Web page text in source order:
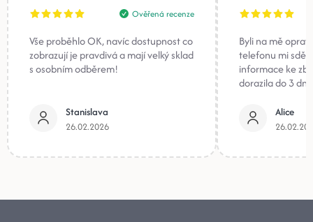
Ověřená recenze
Vše proběhlo OK, navíc dostupnost co
zobrazují je pravdivá a mají velký sklad
s osobním odběrem!
Stanislava
26.02.2026
Byli na mě
telefonu mi
informace ke
dorazila do 3
Alice